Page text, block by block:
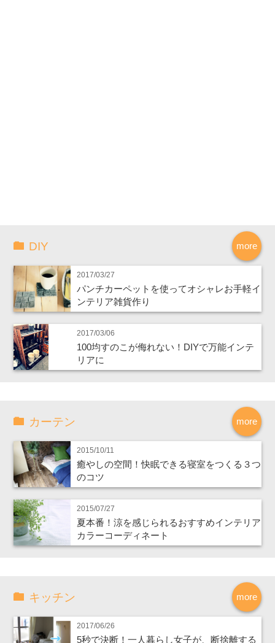
more
DIY
2017/03/27
パンチカーペットを使ってオシャレお手軽イ
ンテリア雑貨作り
2017/03/06
100均すのこが侮れない！DIYで万能インテ
リアに
more
カーテン
2015/10/11
癒やしの空間！快眠できる寝室をつくる３つ
のコツ
2015/07/27
夏本番！涼を感じられるおすすめインテリア
カラーコーディネート
more
キッチン
2017/06/26
5秒で決断！一人暮らし女子が、断捨離する